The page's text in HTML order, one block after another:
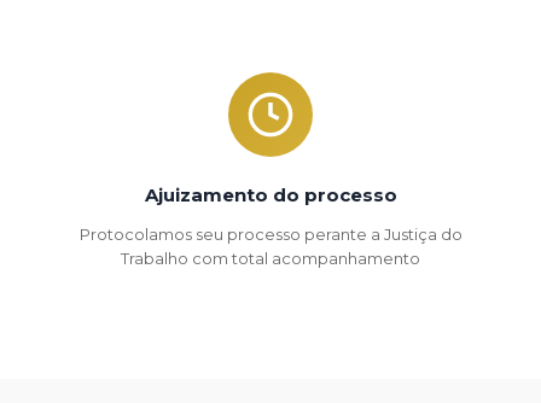
Ajuizamento do processo
Protocolamos seu processo perante a Justiça do
Trabalho com total acompanhamento